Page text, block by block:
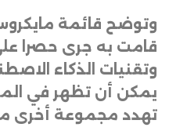
وتوضح قائمة
قامت به جرى حصرا
وتقنيات الذكاء
يمكن أن تظهر في
تهدد مجموعة أخرى